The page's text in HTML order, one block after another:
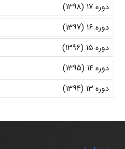
دوره 17 (1398)
دوره 16 (1397)
دوره 15 (1396)
دوره 14 (1395)
دوره 13 (1394)